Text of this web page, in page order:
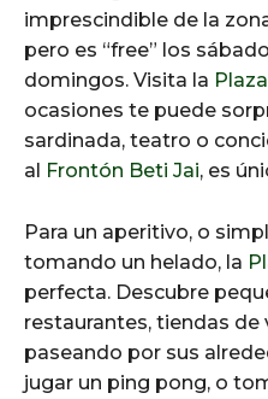
imprescindible de la
pero es “free” los
domingos. Visita la
ocasiones te puede
sardinada, teatro o
al Frontón Beti Jai, es
Para un aperitivo, o
tomando un helado, la
perfecta. Descubre
restaurantes, tiendas de
paseando por sus
jugar un ping pong, o